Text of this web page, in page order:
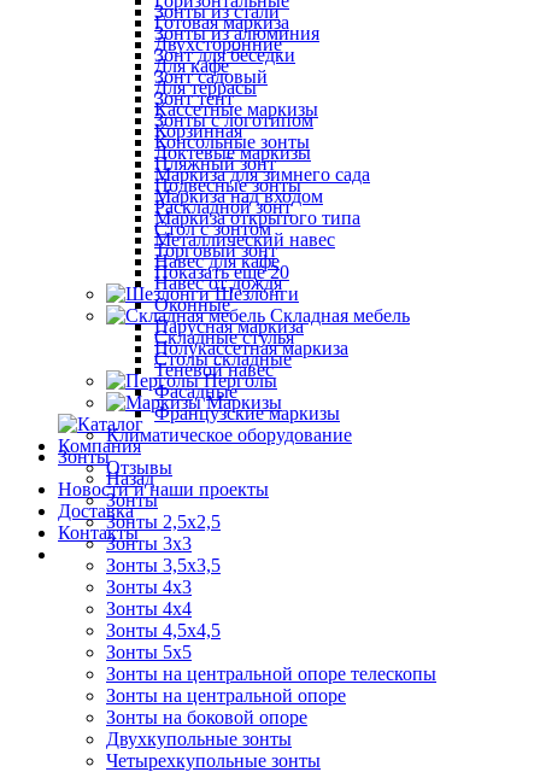
Зонты из стали
Зонты из алюминия
Зонт для беседки
Зонт садовый
Зонт тент
Зонты с логотипом
Консольные зонты
Пляжный зонт
Подвесные зонты
Раскладной зонт
Стол с зонтом
Торговый зонт
Показать ещё 20
Шезлонги
Складная мебель
Складные стулья
Столы складные
Перголы
Маркизы
Компания
Отзывы
Новости и наши проекты
Доставка
Контакты
Готовая маркиза
Двухсторонние
Для кафе
Для террасы
Кассетные маркизы
Корзинная
Локтевые маркизы
Маркиза для зимнего сада
Маркиза над входом
Маркиза открытого типа
Металлический навес
Навес для кафе
Навес от дождя
Оконные
Парусная маркиза
Полукассетная маркиза
Теневой навес
Фасадные
Французские маркизы
Климатическое оборудование
Зонты
Назад
Зонты
Зонты 2,5х2,5
Зонты 3х3
Зонты 3,5х3,5
Зонты 4х3
Зонты 4х4
Зонты 4,5х4,5
Зонты 5х5
Зонты на центральной опоре телескопы
Зонты на центральной опоре
Зонты на боковой опоре
Двухкупольные зонты
Четырехкупольные зонты